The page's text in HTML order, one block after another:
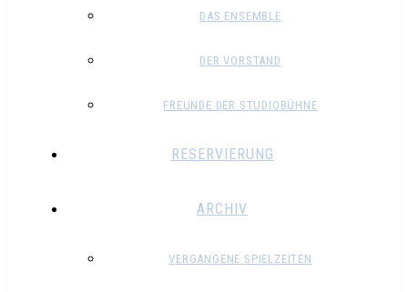
DAS ENSEMBLE
DER VORSTAND
FREUNDE DER STUDIOBÜHNE
RESERVIERUNG
ARCHIV
VERGANGENE SPIELZEITEN